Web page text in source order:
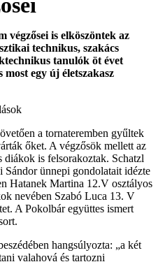
is elköszöntek az
technikus, szakács
tanulók öt évet
egy új életszakasz
a tornateremben gyűltek
őket. A végzősök mellett az
diákok is felsorakoztak. Schatzl
ünnepi gondolatait idézte
Hatanek Martina 12.V osztályos
nevében Szabó Luca 13. V
A Pokolbár együttes ismert
hangsúlyozta: „a két
valahová és tartozni